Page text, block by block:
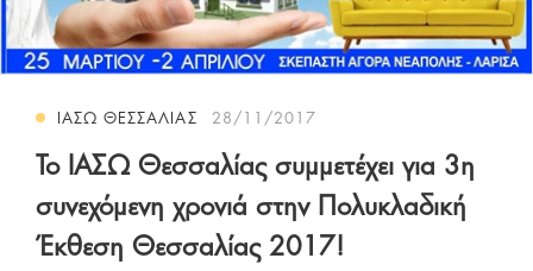
ΙΑΣΩ ΘΕΣΣΑΛΙΑΣ 28/11/2017
Το ΙΑΣΩ Θεσσαλίας συμμετέχει για 3η
συνεχόμενη χρονιά στην Πολυκλαδική
Έκθεση Θεσσαλίας 2017!